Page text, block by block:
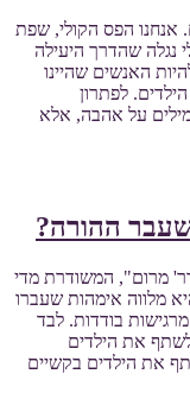
אנחנו הפס הקולי, שפת
נגלה שהדרך היעילה
האנשים שהיינו
לפתרון
מילים על אהבה, אלא
ההורה?
דר' מרום", המשודרת מדי
מלווה אימהות שעברו
בודדות. לבד
את הילדים
את הילדים בקשיים